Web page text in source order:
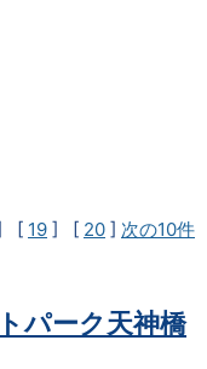
[ 19 ] [ 20 ] 次の10件
パーク天神橋